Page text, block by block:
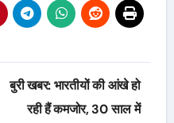
बुरी खबर: भारतीयों की आंखे हो
रही हैं कमजोर, 30 साल में